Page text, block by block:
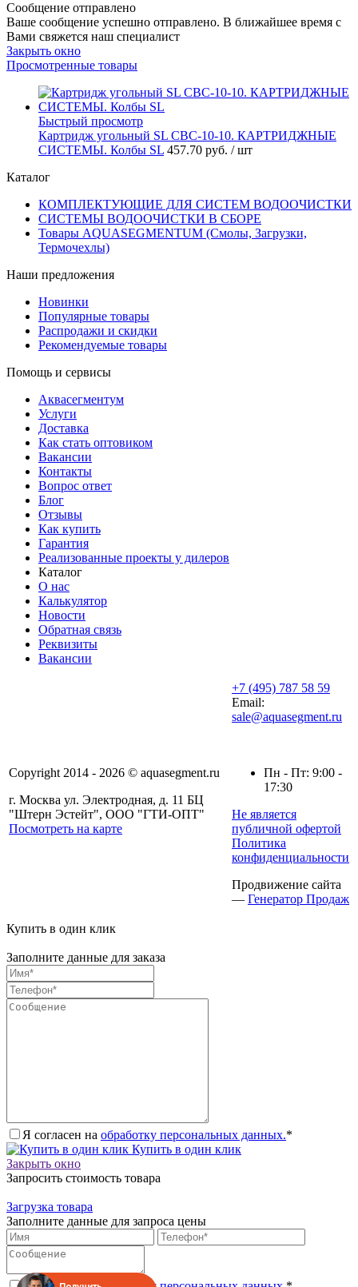
Сообщение отправлено
Ваше сообщение успешно отправлено. В ближайшее время с
Вами свяжется наш специалист
Закрыть окно
Просмотренные товары
Быстрый просмотр
Картридж угольный SL CBC-10-10. КАРТРИДЖНЫЕ
СИСТЕМЫ. Колбы SL 457.70 руб. / шт
Каталог
КОМПЛЕКТУЮЩИЕ ДЛЯ СИСТЕМ ВОДООЧИСТКИ
СИСТЕМЫ ВОДООЧИСТКИ В СБОРЕ
Товары AQUASEGMENTUM (Смолы, Загрузки,
Термочехлы)
Наши предложения
Новинки
Популярные товары
Распродажи и скидки
Рекомендуемые товары
Помощь и сервисы
Аквасегментум
Услуги
Доставка
Как стать оптовиком
Вакансии
Контакты
Вопрос ответ
Блог
Отзывы
Как купить
Гарантия
Реализованные проекты у дилеров
Каталог
О нас
Калькулятор
Новости
Обратная связь
Реквизиты
Вакансии
Copyright 2014 - 2026 © aquasegment.ru
г. Москва ул. Электродная, д. 11 БЦ
"Штерн Эстейт", ООО "ГТИ-ОПТ"
Посмотреть на карте
+7 (495) 787 58 59
Email:
sale@aquasegment.ru
Пн - Пт: 9:00 -
17:30
Не является
публичной офертой
Политика
конфиденциальности
Продвижение сайта
— Генератор Продаж
Купить в один клик
Заполните данные для заказа
Я согласен на обработку персональных данных.*
Купить в один клик
Закрыть окно
Запросить стоимость товара
Загрузка товара
Заполните данные для запроса цены